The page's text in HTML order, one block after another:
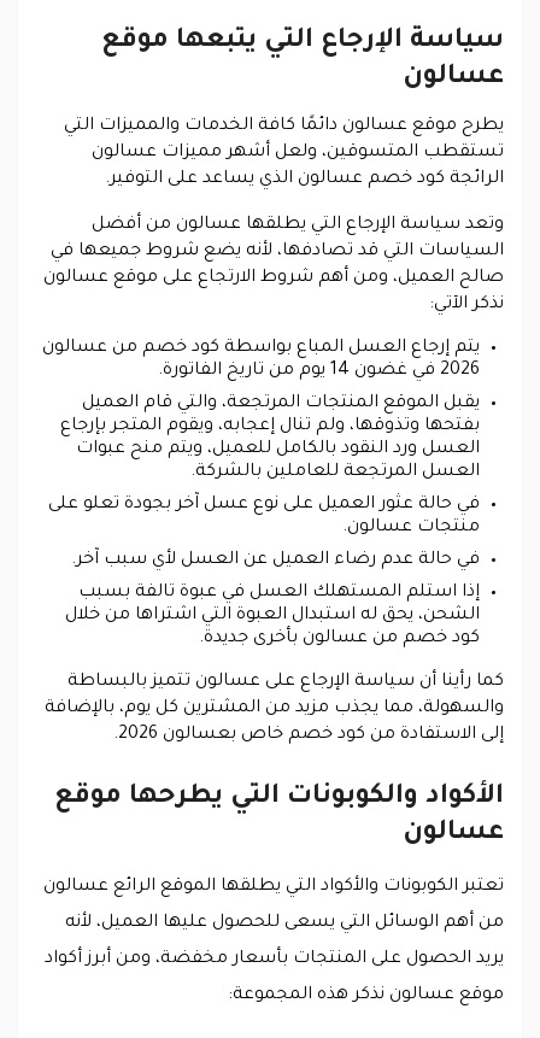
سياسة الإرجاع التي يتبعها موقع
عسالون
يطرح موقع عسالون دائمًا كافة الخدمات والمميزات التي
تستقطب المتسوقين، ولعل أشهر مميزات عسالون
الرائجة كود خصم عسالون الذي يساعد على التوفير.
وتعد سياسة الإرجاع التي يطلقها عسالون من أفضل
السياسات التي قد تصادفها، لأنه يضع شروط جميعها في
صالح العميل، ومن أهم شروط الارتجاع على موقع عسالون
نذكر الآتي:
يتم إرجاع العسل المباع بواسطة كود خصم من عسالون
2026 في غضون 14 يوم من تاريخ الفاتورة.
يقبل الموقع المنتجات المرتجعة، والتي قام العميل
بفتحها وتذوقها، ولم تنال إعجابه، ويقوم المتجر بإرجاع
العسل ورد النقود بالكامل للعميل، ويتم منح عبوات
العسل المرتجعة للعاملين بالشركة.
في حالة عثور العميل على نوع عسل آخر بجودة تعلو على
منتجات عسالون.
في حالة عدم رضاء العميل عن العسل لأي سبب آخر.
إذا استلم المستهلك العسل في عبوة تالفة بسبب
الشحن، يحق له استبدال العبوة التي اشتراها من خلال
كود خصم من عسالون بأخرى جديدة.
كما رأينا أن سياسة الإرجاع على عسالون تتميز بالبساطة
والسهولة، مما يجذب مزيد من المشترين كل يوم، بالإضافة
إلى الاستفادة من كود خصم خاص بعسالون 2026.
الأكواد والكوبونات التي يطرحها موقع
عسالون
تعتبر الكوبونات والأكواد التي يطلقها الموقع الرائع عسالون
من أهم الوسائل التي يسعى للحصول عليها العميل، لأنه
يريد الحصول على المنتجات بأسعار مخفضة، ومن أبرز أكواد
موقع عسالون نذكر هذه المجموعة: